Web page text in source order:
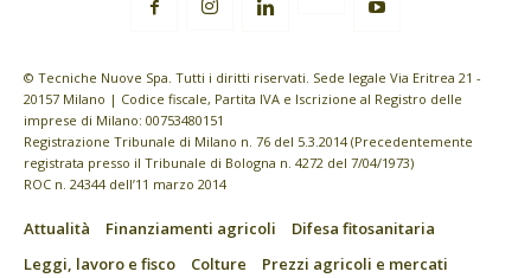
© Tecniche Nuove Spa. Tutti i diritti riservati. Sede legale Via Eritrea 21 -
20157 Milano | Codice fiscale, Partita IVA e Iscrizione al Registro delle
imprese di Milano: 00753480151
Registrazione Tribunale di Milano n. 76 del 5.3.2014 (Precedentemente
registrata presso il Tribunale di Bologna n. 4272 del 7/04/1973)
ROC n. 24344 dell’11 marzo 2014
Attualità Finanziamenti agricoli
Difesa fitosanitaria
Leggi, lavoro e fisco
Colture
Prezzi agricoli e mercati